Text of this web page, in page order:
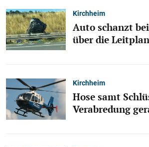
Kirchheim
Auto schanzt
über die
Kirchheim
Hose samt
Verabredung